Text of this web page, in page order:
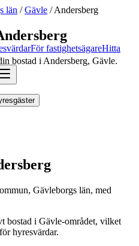
För fastighetsägareHitta
län /Gävle /Andersberg
bostad i Andersberg, Gävle.
Gävleborgs län, med
bostad i Gävle-området, vilket
hyresvärdar.